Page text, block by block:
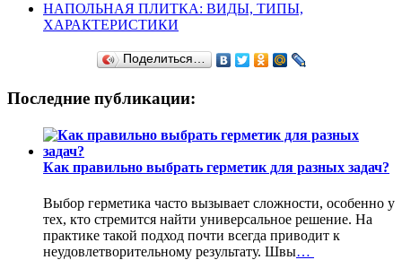
НАПОЛЬНАЯ ПЛИТКА: ВИДЫ, ТИПЫ,
ХАРАКТЕРИСТИКИ
Поделиться…
Последние публикации:
Как правильно выбрать герметик для разных задач?
Выбор герметика часто вызывает сложности, особенно у
тех, кто стремится найти универсальное решение. На
практике такой подход почти всегда приводит к
неудовлетворительному результату. Швы…